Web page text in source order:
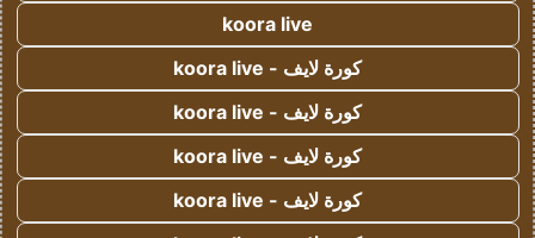
koora live
كورة لايف - koora live
كورة لايف - koora live
كورة لايف - koora live
كورة لايف - koora live